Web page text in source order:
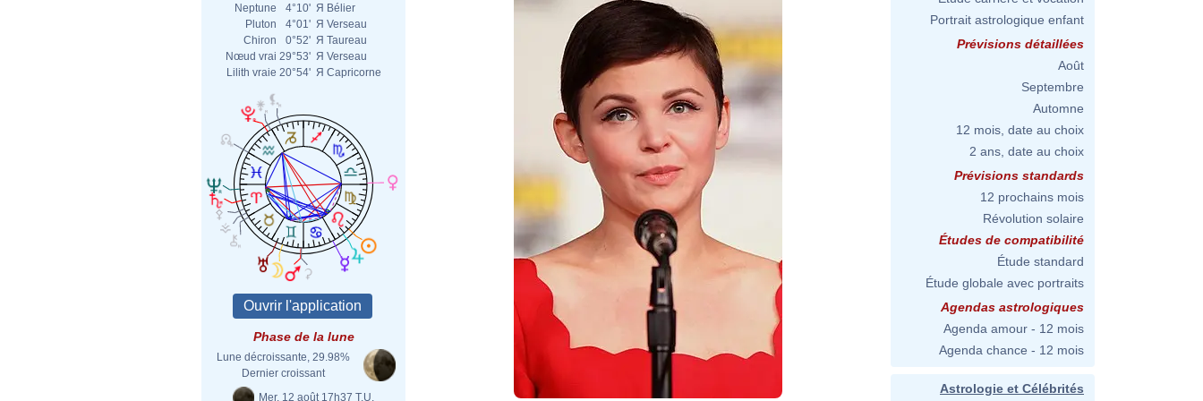
Neptune 4°10' Я Bélier
Pluton
4°01' Я Verseau
Chiron
0°52' Я Taureau
Nœud vrai 29°53' Я Verseau
Lilith vraie 20°54' Я Capricorne
Phase de la lune
Lune décroissante, 29.98%
Dernier croissant
Mer. 12 août 17h37 T.U.
Portrait astrologique enfant
Prévisions détaillées
Août
Septembre
Automne
12 mois, date au choix
2 ans, date au choix
Prévisions standards
12 prochains mois
Révolution solaire
Études de compatibilité
Étude standard
Étude globale avec portraits
Agendas astrologiques
Agenda amour - 12 mois
Agenda chance - 12 mois
Astrologie et Célébrités